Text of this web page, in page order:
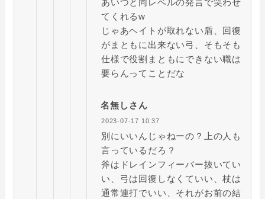
あいつと同レベルの発言で笑わせ
てくれるw
じゃあヘイトが取れない盾、回復
がまともに出来ない弓、そもそも
仕様で役割まともにできない職は
要らんってことだな
名無しさん
2023-07-17 10:37
別にいいんじゃねーの？上の人も
言っているだろ？
斧はドレインフィーバー抜いてい
い、弓は回復しなくていい、杖は
通常連打でいい、それがお前の結